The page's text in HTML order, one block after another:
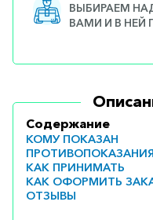
ВЫБИРАЕМ
ВАМИ И В НЕЙ
Содержание
КОМУ ПОКАЗАН
ПРОТИВОПОКАЗАНИЯ
КАК ПРИНИМАТЬ
КАК ОФОРМИТЬ
ОТЗЫВЫ